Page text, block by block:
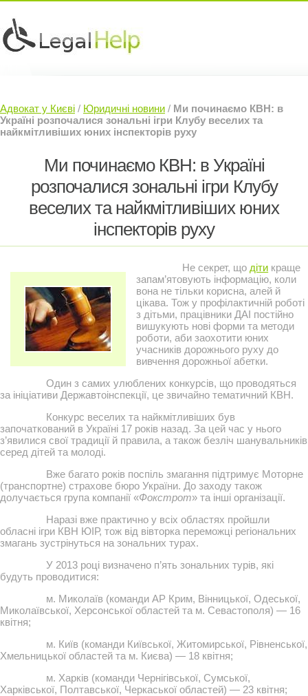
Судовий Адвокат »
Контакти »
Адвокат у Києві / Юридичні новини / Ми починаємо КВН: в
Україні розпочалися зональні ігри Клубу веселих та
найкмітливіших юних інспекторів руху
Ми починаємо КВН: в Україні
розпочалися зональні ігри Клубу
веселих та найкмітливіших юних
інспекторів руху
Не секрет, що діти краще
запам’ятовують інформацію, коли
вона не тільки корисна, алей й
цікава. Тож у профілактичній роботі
з дітьми, працівники ДАІ постійно
вишукують нові форми та методи
роботи, аби заохотити юних
учасників дорожнього руху до
вивчення дорожньої абетки.
Один з самих улюблених конкурсів, що проводяться
за ініціативи Державтоінспекції, це звичайно тематичний КВН.
Конкурс веселих та найкмітливіших був
започаткований в Україні 17 років назад. За цей час у нього
з’явилися свої традиції й правила, а також безліч шанувальників
серед дітей та молоді.
Вже багато років поспіль змагання підтримує Моторне
(транспортне) страхове бюро України. До заходу також
долучається група компанії «Фокстрот» та інші організації.
Наразі вже практично у всіх областях пройшли
обласні ігри КВН ЮІР, тож від вівторка переможці регіональних
змагань зустрінуться на зональних турах.
У 2013 році визначено п’ять зональних турів, які
будуть проводитися:
м. Миколаїв (команди АР Крим, Вінницької, Одеської,
Миколаївської, Херсонської областей та м. Севастополя) — 16
квітня;
м. Київ (команди Київської, Житомирської, Рівненської,
Хмельницької областей та м. Києва) — 18 квітня;
м. Харків (команди Чернігівської, Сумської,
Харківської, Полтавської, Черкаської областей) — 23 квітня;